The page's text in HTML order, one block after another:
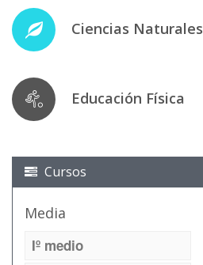
Ciencias Naturales
Educación Física
Cursos
Media
Iº medio